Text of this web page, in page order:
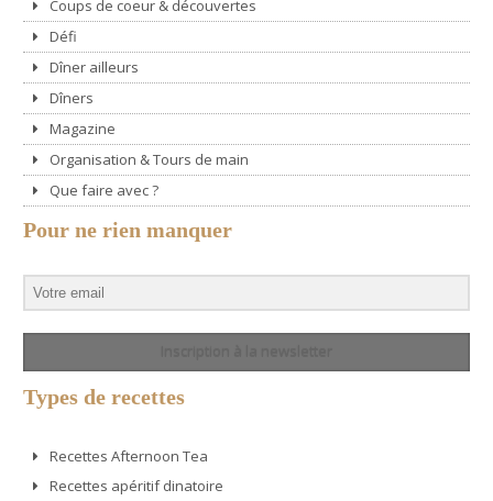
Coups de coeur & découvertes
Défi
Dîner ailleurs
Dîners
Magazine
Organisation & Tours de main
Que faire avec ?
Pour ne rien manquer
Types de recettes
Recettes Afternoon Tea
Recettes apéritif dinatoire